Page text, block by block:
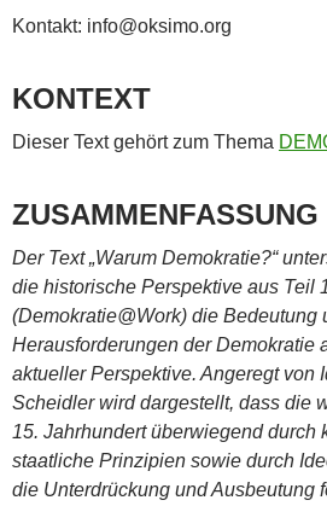
Kontakt: info@oksimo.org
KONTEXT
Dieser Text gehört zum Thema
ZUSAMMENFASSUNG
Der Text „Warum Demokratie?“
die historische Perspektive aus Teil
(Demokratie@Work) die Bedeutung
Herausforderungen der Demokratie
aktueller Perspektive. Angeregt von
Scheidler wird dargestellt, dass die
15. Jahrhundert überwiegend durch
staatliche Prinzipien sowie durch
die Unterdrückung und Ausbeutung